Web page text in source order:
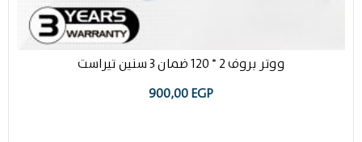
ووتر بروف 2 * 120 ضمان 3 سنين تيراست
900,00EGP